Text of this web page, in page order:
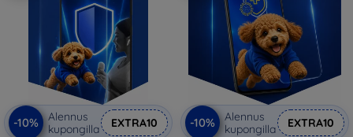
-10%
Alennus
kupongilla
EXTRA10 -10%
Alennus
kupongilla
EXTRA10